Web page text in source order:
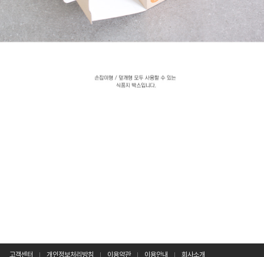
고객센터 개인정보처리방침 이용약관 이용안내 회사소개